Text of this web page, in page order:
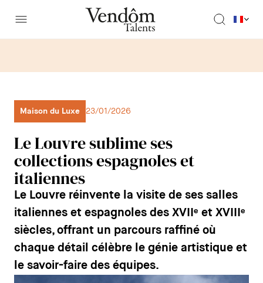
Maison du Luxe 23/01/2026
Le Louvre sublime ses
collections espagnoles et
italiennes
Le Louvre réinvente la visite de ses salles
italiennes et espagnoles des XVIIᵉ et XVIIIᵉ
siècles, offrant un parcours raffiné où
chaque détail célèbre le génie artistique et
le savoir-faire des équipes.